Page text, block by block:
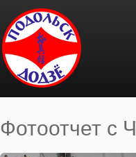
Перейти к основному
Фотоотчет с